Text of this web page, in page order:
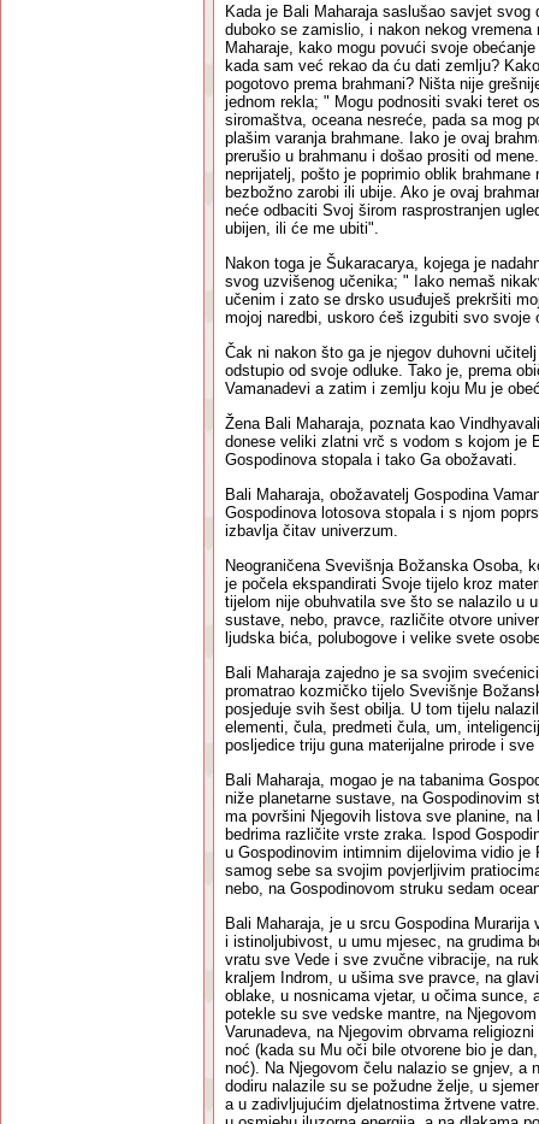
Kada je Bali Maharaja saslušao savjet
duboko se zamislio, i nakon nekog
Maharaje, kako mogu povući svoje
kada sam već rekao da ću dati zemlju?
pogotovo prema brahmani? Ništa nije
jednom rekla; " Mogu podnositi svaki teret
siromaštva, oceana nesreće, pada sa mog
plašim varanja brahmane. Iako je ovaj
prerušio u brahmanu i došao prositi od
neprijatelj, pošto je poprimio oblik
bezbožno zarobi ili ubije. Ako je ovaj
neće odbaciti Svoj širom rasprostranjen
ubijen, ili će me ubiti".
Nakon toga je Šukaracarya, kojega je
svog uzvišenog učenika; " Iako nemaš
učenim i zato se drsko usuđuješ prekršiti
mojoj naredbi, uskoro ćeš izgubiti svo svoje
Čak ni nakon što ga je njegov duhovni
odstupio od svoje odluke. Tako je, prema
Vamanadevi a zatim i zemlju koju Mu je
Žena Bali Maharaja, poznata kao
donese veliki zlatni vrč s vodom s kojom je
Gospodinova stopala i tako Ga obožavati.
Bali Maharaja, obožavatelj Gospodina
Gospodinova lotosova stopala i s njom
izbavlja čitav univerzum.
Neograničena Svevišnja Božanska Osoba,
je počela ekspandirati Svoje tijelo kroz
tijelom nije obuhvatila sve što se nalazilo u
sustave, nebo, pravce, različite otvore
ljudska bića, polubogove i velike svete
Bali Maharaja zajedno je sa svojim
promatrao kozmičko tijelo Svevišnje
posjeduje svih šest obilja. U tom tijelu
elementi, čula, predmeti čula, um,
posljedice triju guna materijalne prirode i
Bali Maharaja, mogao je na tabanima
niže planetarne sustave, na Gospodinovim
ma površini Njegovih listova sve planine,
bedrima različite vrste zraka. Ispod
u Gospodinovim intimnim dijelovima vidio je
samog sebe sa svojim povjerljivim
nebo, na Gospodinovom struku sedam
Bali Maharaja, je u srcu Gospodina
i istinoljubivost, u umu mjesec, na grudima
vratu sve Vede i sve zvučne vibracije, na
kraljem Indrom, u ušima sve pravce, na
oblake, u nosnicama vjetar, u očima sunce,
potekle su sve vedske mantre, na
Varunadeva, na Njegovim obrvama
noć (kada su Mu oči bile otvorene bio je
noć). Na Njegovom čelu nalazio se gnjev, a
dodiru nalazile su se požudne želje, u
a u zadivljujućim djelatnostima žrtvene